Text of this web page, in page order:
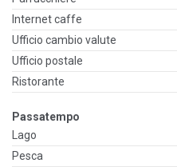
Internet caffe
Ufficio cambio valute
Ufficio postale
Ristorante
Passatempo
Lago
Pesca